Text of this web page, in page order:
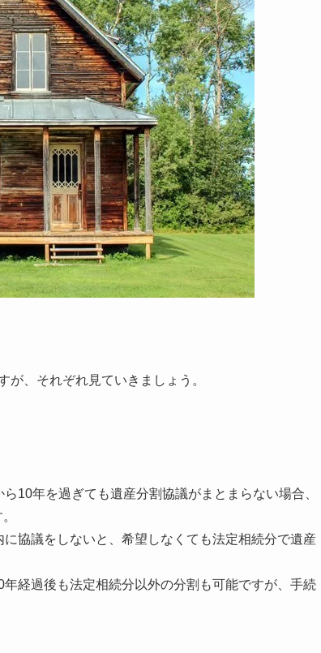
、それぞれ見ていきましょう。
10年を過ぎても遺産分割協議がまとまらない場合、
協議をしないと、希望しなくても法定相続分で遺産
経過後も法定相続分以外の分割も可能ですが、手続